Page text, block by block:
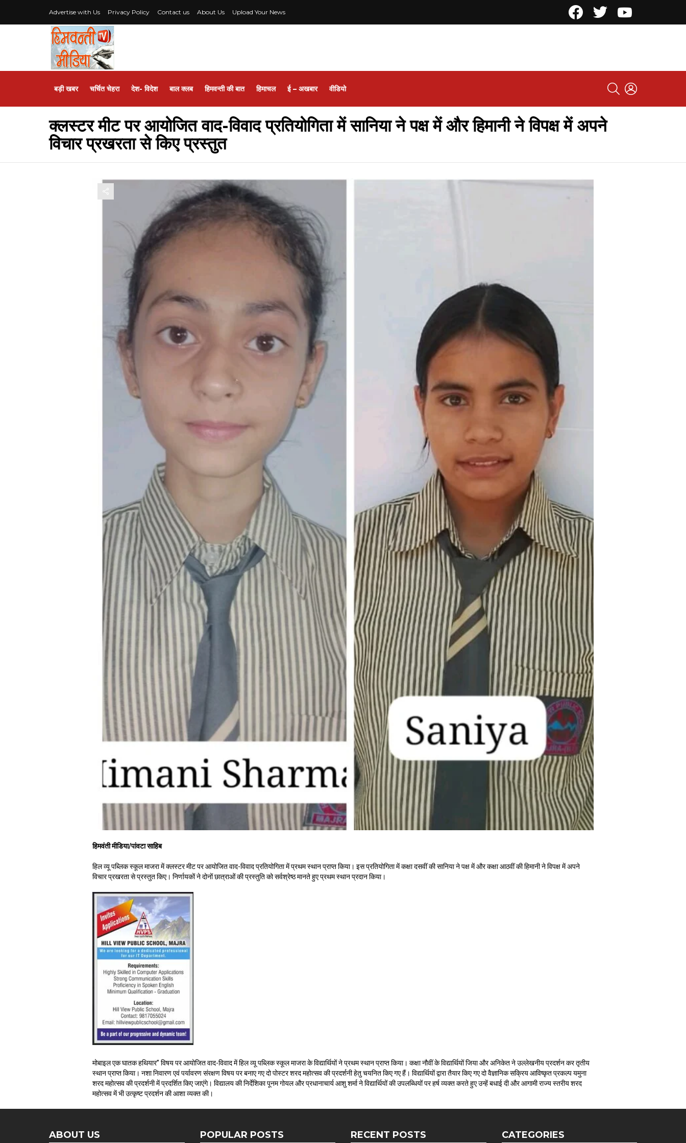
Advertise with Us Privacy Policy Contact us About Us Upload Your News
बड़ी खबर चर्चित चेहरा देश- विदेश बाल क्लब हिमवन्ती की बात हिमाचल ई – अखबार वीडियो
SEARCH
क्लस्टर मीट पर आयोजित वाद-विवाद प्रतियोगिता में सानिया ने पक्ष में और हिमानी ने विपक्ष में अपने
विचार प्रखरता से किए प्रस्तुत
हिमवंती मीडिया/पांवटा साहिब
हिल व्यू पब्लिक स्कूल माजरा में क्लस्टर मीट पर आयोजित वाद-विवाद प्रतियोगिता में प्रथम स्थान प्राप्त किया। इस प्रतियोगिता में कक्षा दसवीं की सानिया ने पक्ष में और कक्षा आठवीं की हिमानी ने विपक्ष में अपने
विचार प्रखरता से प्रस्तुत किए। निर्णायकों ने दोनों छात्राओं की प्रस्तुति को सर्वश्रेष्ठ मानते हुए प्रथम स्थान प्रदान किया।
मोबाइल एक घातक हथियार” विषय पर आयोजित वाद-विवाद में हिल व्यू पब्लिक स्कूल माजरा के विद्यार्थियों ने प्रथम स्थान प्राप्त किया। कक्षा नौवीं के विद्यार्थियों जिया और अनिकेत ने उल्लेखनीय प्रदर्शन कर तृतीय
स्थान प्राप्त किया। नशा निवारण एवं पर्यावरण संरक्षण विषय पर बनाए गए दो पोस्टर शरद महोत्सव की प्रदर्शनी हेतु चयनित किए गए हैं। विद्यार्थियों द्वारा तैयार किए गए दो वैज्ञानिक सक्रिय आविष्कृत प्रकल्प यमुना
शरद महोत्सव की प्रदर्शनी में प्रदर्शित किए जाएंगे। विद्यालय की निर्देशिका पूनम गोयल और प्रधानाचार्य आशु शर्मा ने विद्यार्थियों की उपलब्धियों पर हर्ष व्यक्त करते हुए उन्हें बधाई दी और आगामी राज्य स्तरीय शरद
महोत्सव में भी उत्कृष्ट प्रदर्शन की आशा व्यक्त की।
ABOUT US POPULAR POSTS RECENT POSTS CATEGORIES